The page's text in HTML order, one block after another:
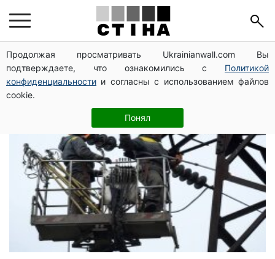
Продолжая просматривать Ukrainianwall.com Вы
подтверждаете, что ознакомились с Политикой
конфиденциальности и согласны с использованием файлов
cookie.
Понял
электроэнергия